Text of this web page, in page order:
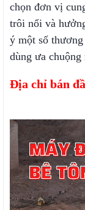
chọn đơn vị
trôi nổi và
ý một số
dùng ưa
Địa chỉ bán